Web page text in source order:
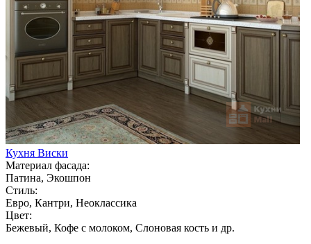
Кухня Виски
Материал фасада:
Патина, Экошпон
Стиль:
Евро, Кантри, Неоклассика
Цвет:
Бежевый, Кофе с молоком, Слоновая кость и др.